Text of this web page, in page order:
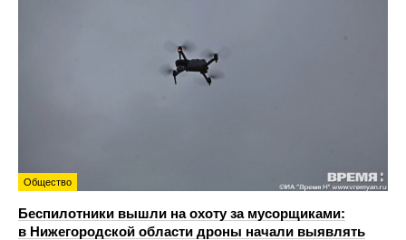
Общество
Беспилотники вышли на охоту за мусорщиками:
в Нижегородской области дроны начали выявлять